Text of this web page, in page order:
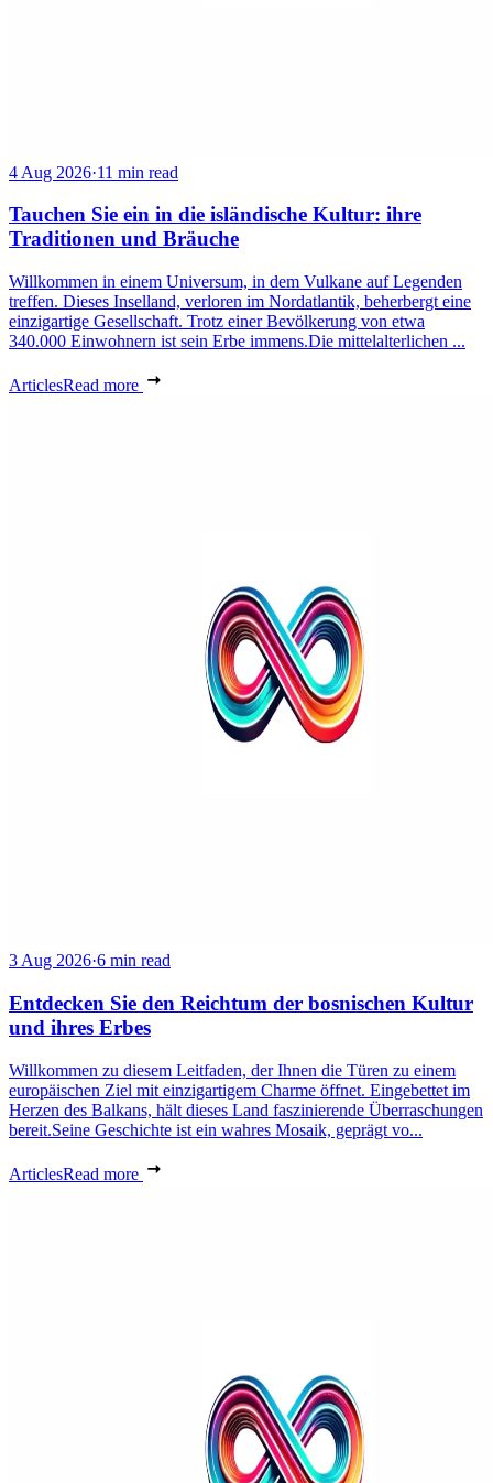
4 Aug 2026·11 min read
Tauchen Sie ein in die isländische Kultur: ihre
Traditionen und Bräuche
Willkommen in einem Universum, in dem Vulkane auf Legenden
treffen. Dieses Inselland, verloren im Nordatlantik, beherbergt eine
einzigartige Gesellschaft. Trotz einer Bevölkerung von etwa
340.000 Einwohnern ist sein Erbe immens.Die mittelalterlichen ...
ArticlesRead more
3 Aug 2026·6 min read
Entdecken Sie den Reichtum der bosnischen Kultur
und ihres Erbes
Willkommen zu diesem Leitfaden, der Ihnen die Türen zu einem
europäischen Ziel mit einzigartigem Charme öffnet. Eingebettet im
Herzen des Balkans, hält dieses Land faszinierende Überraschungen
bereit.Seine Geschichte ist ein wahres Mosaik, geprägt vo...
ArticlesRead more